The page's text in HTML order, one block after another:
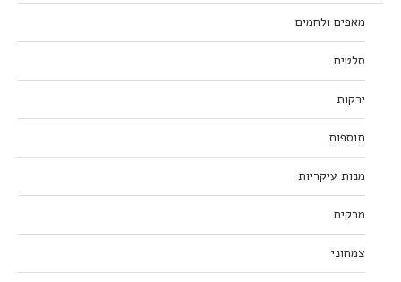
מאפים ולחמים
סלטים
ירקות
תוספות
מנות עיקריות
מרקים
צמחוני